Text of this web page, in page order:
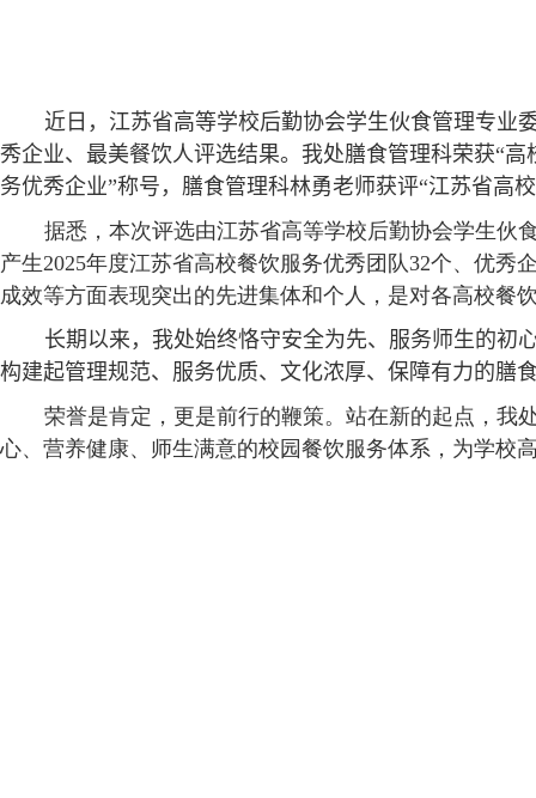
近日，江苏省高等学校后勤协会学生伙食管理专业
秀企业、最美餐饮人评选结果。 我处膳食管理科荣获“高
务优秀企业”称号，膳食管理科林勇老师获评“江苏省高
据悉，本次评选由江苏省高等学校后勤协会学生伙
产生2025年度江苏省高校餐饮服务优秀团队32个、优秀
成效等方面表现突出的先进集体和个人，是对各高校餐
长期以来，我处始终恪守安全为先、服务师生的初
构建起管理规范、服务优质、文化浓厚、保障有力的膳
荣誉是肯定，更是前行的鞭策。站在新的起点，我
心、营养健康、师生满意的校园餐饮服务体系，为学校